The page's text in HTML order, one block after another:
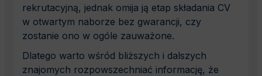
rekrutacyjną, jednak omija ją etap składania CV
w otwartym naborze bez gwarancji, czy
zostanie ono w ogóle zauważone.
Dlatego warto wśród bliższych i dalszych
znajomych rozpowszechniać informację, że